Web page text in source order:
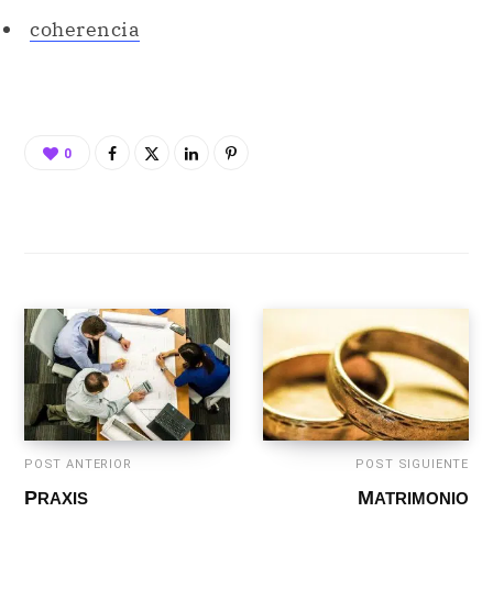
coherencia
0
POST ANTERIOR
PRAXIS
POST SIGUIENTE
MATRIMONIO